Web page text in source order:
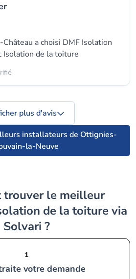
a choisi DMF Isolation
Isolation de la toiture
installateurs de Ottignies-
la-Neuve
plus d'avis
de la toiture via
Solvari ?
1
traite votre demande